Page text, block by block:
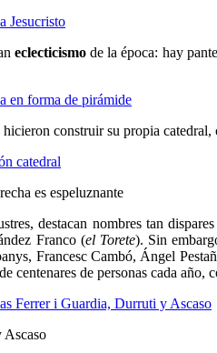
eclecticismode la época: hay
construir su propia
es espeluznante
destacan nombres tan
Franco (el Torete). Sin
Francesc Cambó, Ángel
centenares de personas cada año,
Ascaso